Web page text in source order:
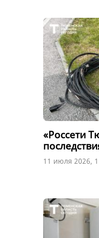
«Россети
11 июля 2026,